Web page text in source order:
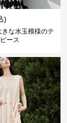
)
な水玉模様のテ
ース